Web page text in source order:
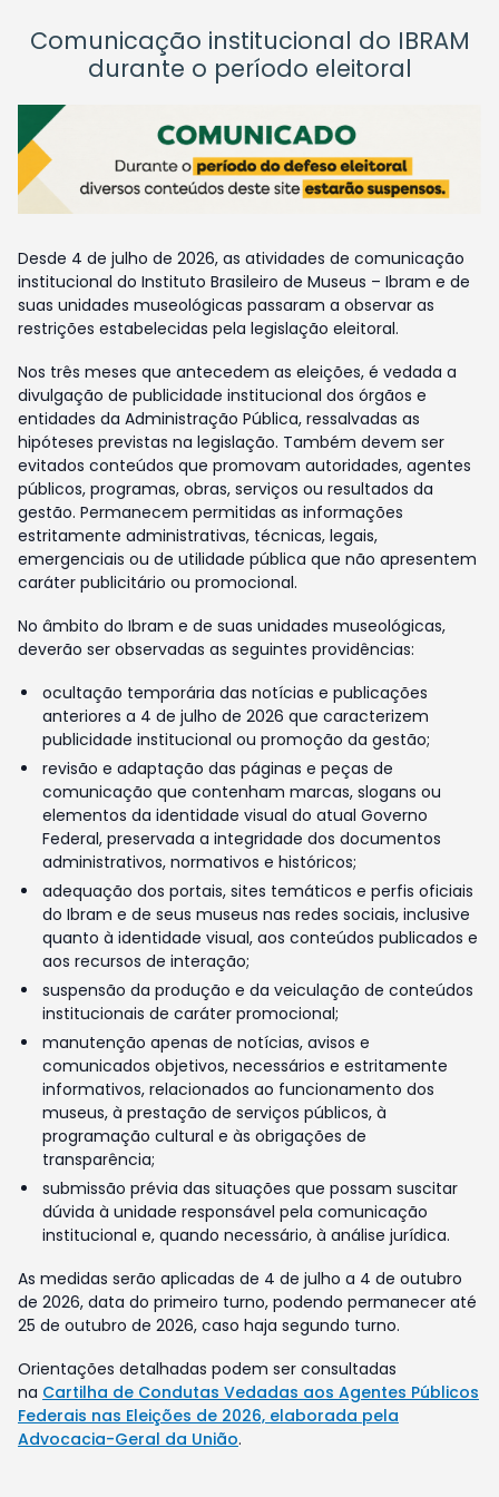
Comunicação institucional do IBRAM
durante o período eleitoral
Desde 4 de julho de 2026, as atividades de comunicação
institucional do Instituto Brasileiro de Museus – Ibram e de
suas unidades museológicas passaram a observar as
restrições estabelecidas pela legislação eleitoral.
Nos três meses que antecedem as eleições, é vedada a
divulgação de publicidade institucional dos órgãos e
entidades da Administração Pública, ressalvadas as
hipóteses previstas na legislação. Também devem ser
evitados conteúdos que promovam autoridades, agentes
públicos, programas, obras, serviços ou resultados da
gestão. Permanecem permitidas as informações
estritamente administrativas, técnicas, legais,
emergenciais ou de utilidade pública que não apresentem
caráter publicitário ou promocional.
No âmbito do Ibram e de suas unidades museológicas,
deverão ser observadas as seguintes providências:
ocultação temporária das notícias e publicações
anteriores a 4 de julho de 2026 que caracterizem
publicidade institucional ou promoção da gestão;
revisão e adaptação das páginas e peças de
comunicação que contenham marcas, slogans ou
elementos da identidade visual do atual Governo
Federal, preservada a integridade dos documentos
administrativos, normativos e históricos;
adequação dos portais, sites temáticos e perfis oficiais
do Ibram e de seus museus nas redes sociais, inclusive
quanto à identidade visual, aos conteúdos publicados e
aos recursos de interação;
suspensão da produção e da veiculação de conteúdos
institucionais de caráter promocional;
manutenção apenas de notícias, avisos e
comunicados objetivos, necessários e estritamente
informativos, relacionados ao funcionamento dos
museus, à prestação de serviços públicos, à
programação cultural e às obrigações de
transparência;
submissão prévia das situações que possam suscitar
dúvida à unidade responsável pela comunicação
institucional e, quando necessário, à análise jurídica.
As medidas serão aplicadas de 4 de julho a 4 de outubro
de 2026, data do primeiro turno, podendo permanecer até
25 de outubro de 2026, caso haja segundo turno.
Orientações detalhadas podem ser consultadas
na Cartilha de Condutas Vedadas aos Agentes Públicos
Federais nas Eleições de 2026, elaborada pela
Advocacia-Geral da União.